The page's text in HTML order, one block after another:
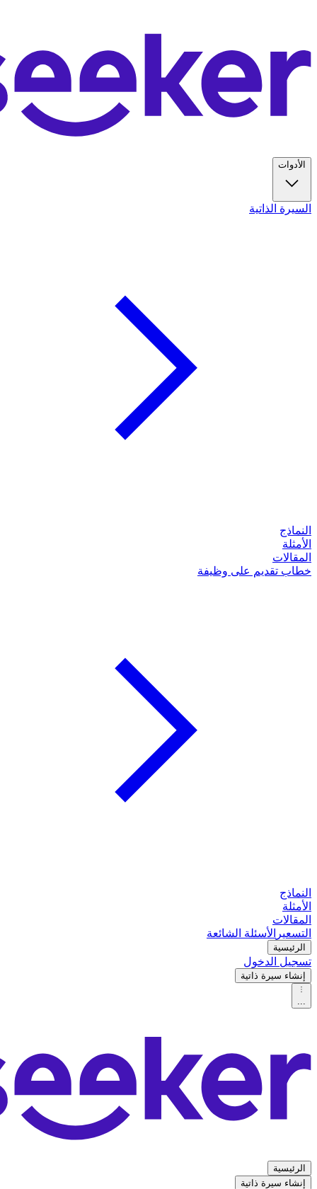
الأدوات
السيرة الذاتية
النماذج
الأمثلة
المقالات
خطاب تقديم على وظيفة
النماذج
الأمثلة
المقالات
التسعير الأسئلة الشائعة
الرئيسية
تسجيل الدخول
إنشاء سيرة ذاتية
...
الرئيسية
إنشاء سيرة ذاتية